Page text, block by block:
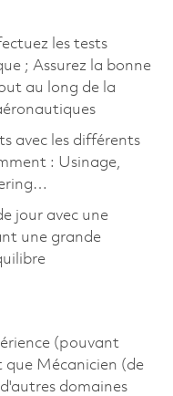
les tests
; Assurez la bonne
au long de la
avec les différents
: Usinage,
jour avec une
une grande
(pouvant
Mécanicien (de
domaines